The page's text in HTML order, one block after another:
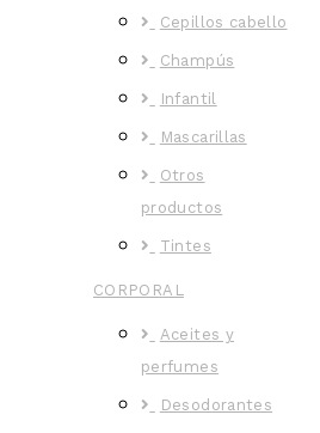
Cepillos cabello
Champús
Infantil
Mascarillas
Otros
productos
Tintes
CORPORAL
Aceites y
perfumes
Desodorantes